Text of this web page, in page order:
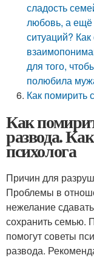
сладость
любовь, а ещё
ситуаций?
для того,
полюбила
Как помирить
Как
развода.
психолога
Причин для
Проблемы в
нежелание
сохранить семью.
помогут советы
развода.